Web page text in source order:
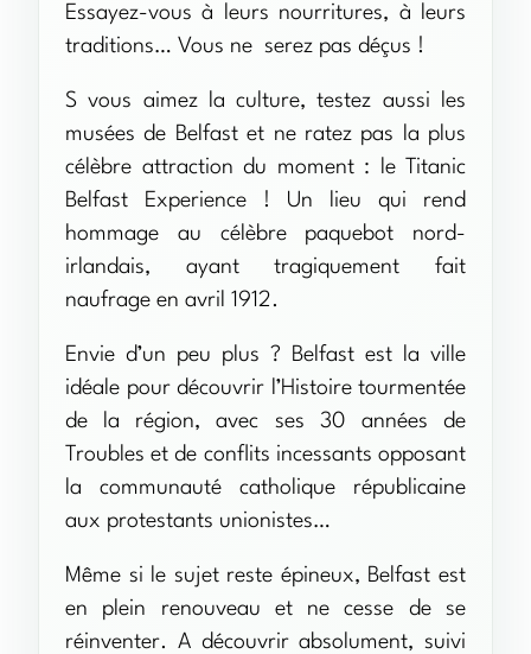
Essayez-vous à leurs nourritures, à leurs
traditions… Vous ne serez pas déçus !
S vous aimez la culture, testez aussi les
musées de Belfast et ne ratez pas la plus
célèbre attraction du moment : le Titanic
Belfast Experience ! Un lieu qui rend
hommage au célèbre paquebot nord-
irlandais, ayant tragiquement fait
naufrage en avril 1912.
Envie d’un peu plus ? Belfast est la ville
idéale pour découvrir l’Histoire tourmentée
de la région, avec ses 30 années de
Troubles et de conflits incessants opposant
la communauté catholique républicaine
aux protestants unionistes…
Même si le sujet reste épineux, Belfast est
en plein renouveau et ne cesse de se
réinventer. A découvrir absolument, suivi